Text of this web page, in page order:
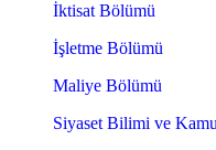
İktisat Bölümü
İşletme Bölümü
Maliye Bölümü
Siyaset Bilimi ve